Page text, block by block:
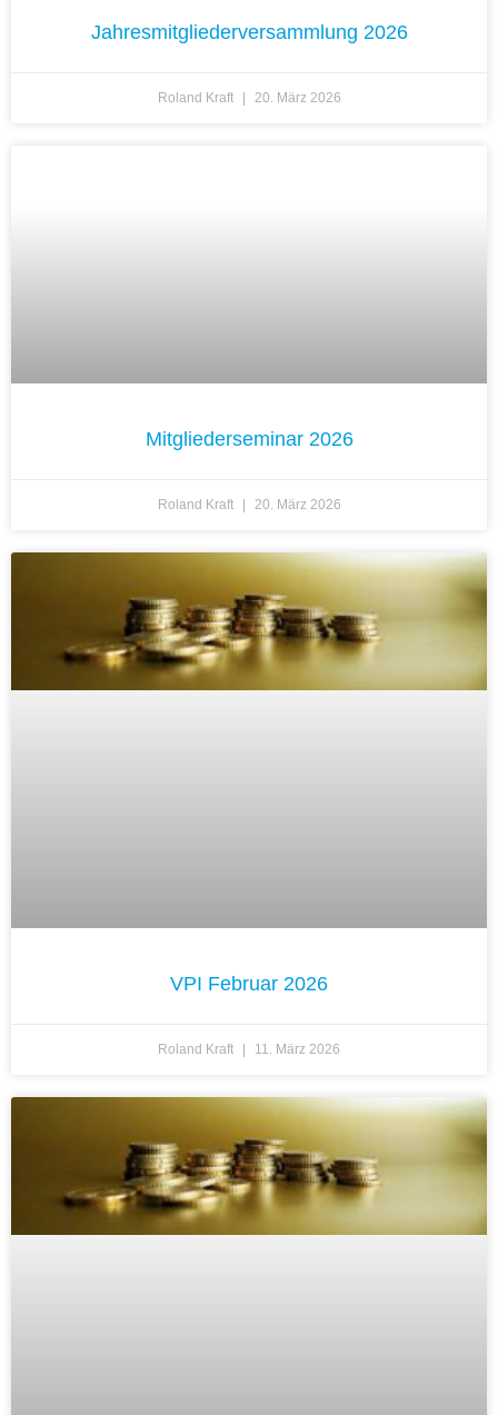
Jahresmitgliederversammlung 2026
Roland Kraft 20. März 2026
Mitgliederseminar 2026
Roland Kraft 20. März 2026
VPI Februar 2026
Roland Kraft 11. März 2026